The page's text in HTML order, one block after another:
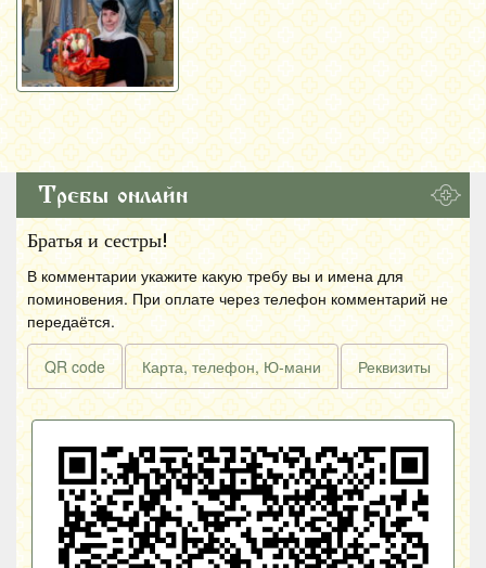
Требы онлайн
Братья и сестры!
В комментарии укажите какую требу вы и имена для
поминовения. При оплате через телефон комментарий не
передаётся.
QR code Карта, телефон, Ю-мани Реквизиты